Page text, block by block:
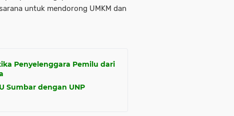
untuk mendorong UMKM dan
Penyelenggara Pemilu dari
Sumbar dengan UNP